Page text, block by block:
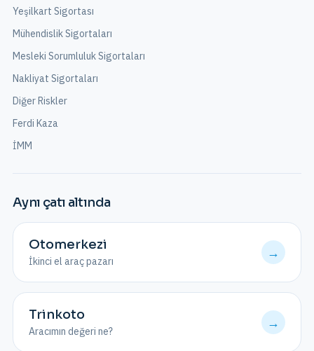
Yeşilkart Sigortası
Mühendislik Sigortaları
Mesleki Sorumluluk Sigortaları
Nakliyat Sigortaları
Diğer Riskler
Ferdi Kaza
İMM
Aynı çatı altında
Otomerkezi
İkinci el araç pazarı
→
Trinkoto
Aracımın değeri ne?
→